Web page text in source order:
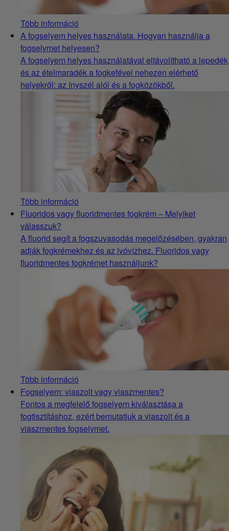
Több információ
A fogselyem helyes használata. Hogyan használja a
fogselymet helyesen?
A fogselyem helyes használatával eltávolítható a lepedék
és az ételmaradék a fogkefével nehezen elérhető
helyekről: az ínyszél alól és a fogközökből.
Több információ
Fluoridos vagy fluoridmentes fogkrém – Melyiket
válasszuk?
A fluorid segít a fogszuvasodás megelőzésében, gyakran
adják fogkrémekhez és az ivóvízhez. Fluoridos vagy
fluoridmentes fogkrémet használjunk?
Több információ
Fogselyem: viaszolt vagy viaszmentes?
Fontos a megfelelő fogselyem kiválasztása a
fogtisztításhoz, ezért bemutatjuk a viaszolt és a
viaszmentes fogselymet.